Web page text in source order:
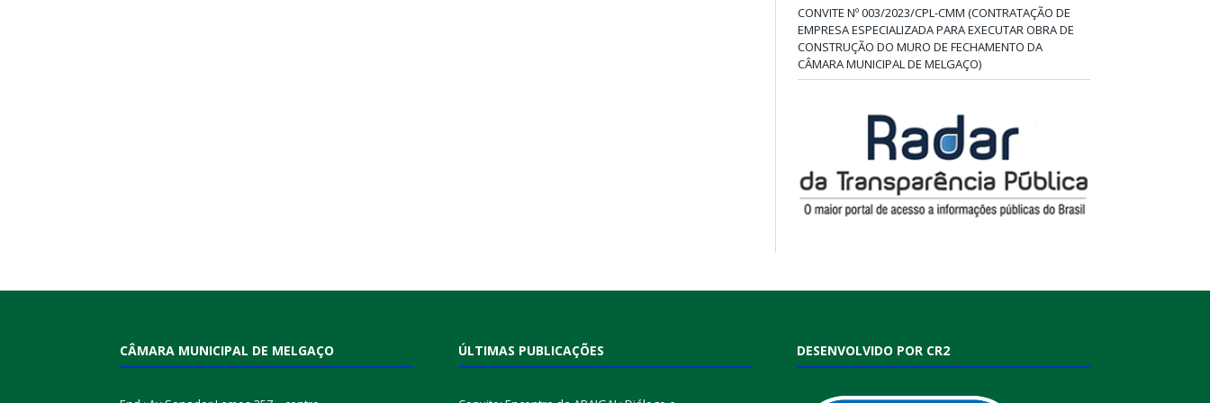
CONVITE Nº 003/2023/CPL-CMM (CONTRATAÇÃO DE
EMPRESA ESPECIALIZADA PARA EXECUTAR OBRA DE
CONSTRUÇÃO DO MURO DE FECHAMENTO DA
CÂMARA MUNICIPAL DE MELGAÇO)
CÂMARA MUNICIPAL DE MELGAÇO ÚLTIMAS PUBLICAÇÕES DESENVOLVIDO POR CR2